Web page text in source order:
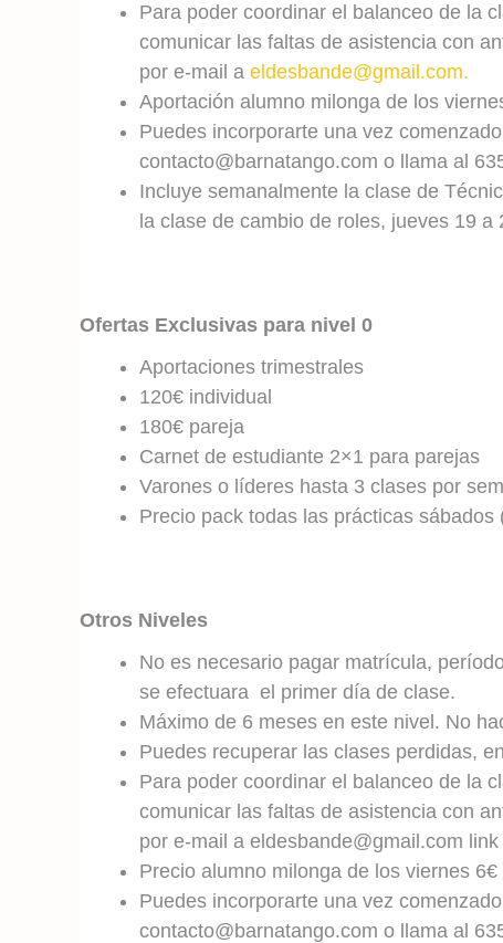
Para poder coordinar el balanceo de la
comunicar las faltas de asistencia con
por e-mail a eldesbande@gmail.com.
Aportación alumno milonga de los
Puedes incorporarte una vez
contacto@barnatango.com o llama al
Incluye semanalmente la clase de
la clase de cambio de roles, jueves 19
Ofertas Exclusivas para nivel 0
Aportaciones trimestrales
120€ individual
180€ pareja
Carnet de estudiante 2×1 para parejas
Varones o líderes hasta 3 clases por
Precio pack todas las prácticas
Otros Niveles
No es necesario pagar matrícula,
se efectuara el primer día de clase.
Máximo de 6 meses en este nivel. No
Puedes recuperar las clases perdidas,
Para poder coordinar el balanceo de la
comunicar las faltas de asistencia con
por e-mail a eldesbande@gmail.com link
Precio alumno milonga de los viernes 6€
Puedes incorporarte una vez
contacto@barnatango.com o llama al